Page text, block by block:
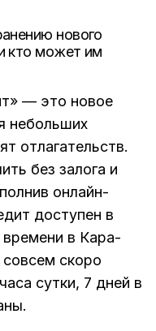
нового
кто может им
— это новое
небольших
отлагательств.
без залога и
онлайн-
доступен в
в Кара-
скоро
сутки, 7 дней в